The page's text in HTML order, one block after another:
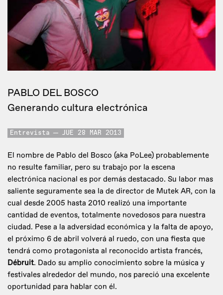
PABLO DEL BOSCO
Generando cultura electrónica
Entrevista JUE 28 MAR 2013
El nombre de Pablo del Bosco (aka PoLee) probablemente
no resulte familiar, pero su trabajo por la escena
electrónica nacional es por demás destacado. Su labor mas
saliente seguramente sea la de director de Mutek AR, con la
cual desde 2005 hasta 2010 realizó una importante
cantidad de eventos, totalmente novedosos para nuestra
ciudad. Pese a la adversidad económica y la falta de apoyo,
el próximo 6 de abril volverá al ruedo, con una fiesta que
tendrá como protagonista al reconocido artista francés,
Débruit. Dado su amplio conocimiento sobre la música y
festivales alrededor del mundo, nos pareció una excelente
oportunidad para hablar con él.